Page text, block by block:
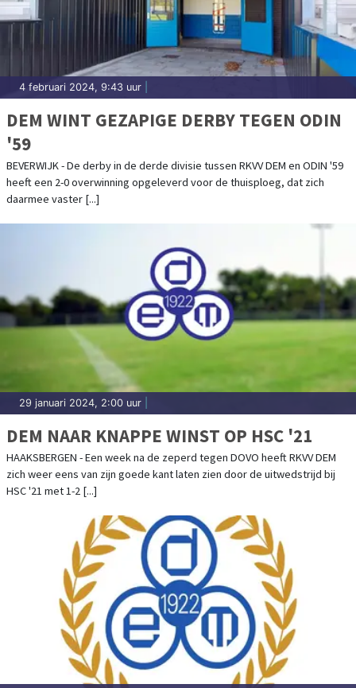
4 februari 2024, 9:43 uur
DEM WINT GEZAPIGE DERBY TEGEN ODIN
'59
BEVERWIJK - De derby in de derde divisie tussen RKVV DEM en ODIN '59
heeft een 2-0 overwinning opgeleverd voor de thuisploeg, dat zich
daarmee vaster [...]
29 januari 2024, 2:00 uur
DEM NAAR KNAPPE WINST OP HSC '21
HAAKSBERGEN - Een week na de zeperd tegen DOVO heeft RKVV DEM
zich weer eens van zijn goede kant laten zien door de uitwedstrijd bij
HSC '21 met 1-2 [...]